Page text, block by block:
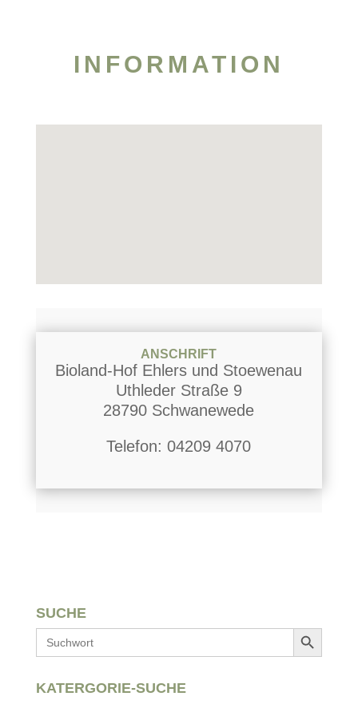
INFORMATION
ANSCHRIFT
Bioland-Hof Ehlers und Stoewenau
Uthleder Straße 9
28790 Schwanewede
Telefon: 04209 4070
SUCHE
Search
for:
Search Button
KATERGORIE-SUCHE